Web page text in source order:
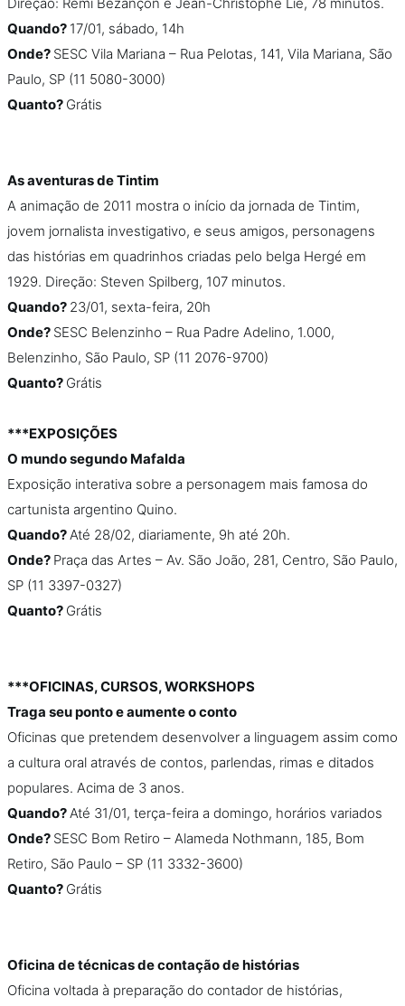
Quando? 17/01, sábado, 14h
Onde? SESC Vila Mariana – Rua Pelotas, 141, Vila Mariana, São
Paulo, SP (11 5080-3000)
Quanto? Grátis
As aventuras de Tintim
A animação de 2011 mostra o início da jornada de Tintim,
jovem jornalista investigativo, e seus amigos, personagens
das histórias em quadrinhos criadas pelo belga Hergé em
1929. Direção: Steven Spilberg, 107 minutos.
Quando? 23/01, sexta-feira, 20h
Onde? SESC Belenzinho – Rua Padre Adelino, 1.000,
Belenzinho, São Paulo, SP (11 2076-9700)
Quanto? Grátis
***EXPOSIÇÕES
O mundo segundo Mafalda
Exposição interativa sobre a personagem mais famosa do
cartunista argentino Quino.
Quando?Até 28/02, diariamente, 9h até 20h.
Onde? Praça das Artes – Av. São João, 281, Centro, São Paulo,
SP (11 3397-0327)
Quanto? Grátis
***OFICINAS, CURSOS, WORKSHOPS
Traga seu ponto e aumente o conto
Oficinas que pretendem desenvolver a linguagem assim como
a cultura oral através de contos, parlendas, rimas e ditados
populares. Acima de 3 anos.
Quando?Até 31/01, terça-feira a domingo, horários variados
Onde? SESC Bom Retiro – Alameda Nothmann, 185, Bom
Retiro, São Paulo – SP (11 3332-3600)
Quanto? Grátis
Oficina de técnicas de contação de histórias
Oficina voltada à preparação do contador de histórias,